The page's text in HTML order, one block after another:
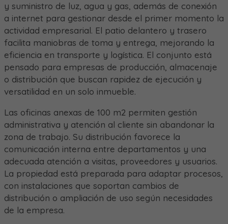
y suministro de luz, agua y gas, además de conexión
a internet para gestionar desde el primer momento la
actividad empresarial. El patio delantero y trasero
facilita maniobras de toma y entrega, mejorando la
eficiencia en transporte y logística. El conjunto está
pensado para empresas de producción, almacenaje
o distribución que buscan rapidez de ejecución y
versatilidad en un solo inmueble.
Las oficinas anexas de 100 m2 permiten gestión
administrativa y atención al cliente sin abandonar la
zona de trabajo. Su distribución favorece la
comunicación interna entre departamentos y una
adecuada atención a visitas, proveedores y usuarios.
La propiedad está preparada para adaptar procesos,
con instalaciones que soportan cambios de
distribución o ampliación de uso según necesidades
de la empresa.